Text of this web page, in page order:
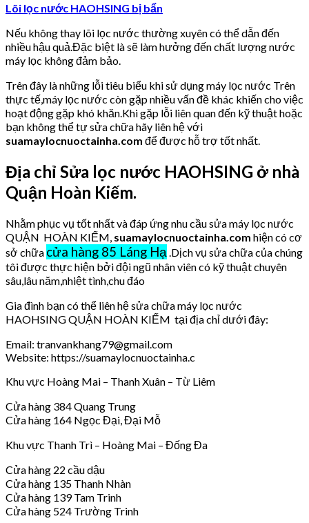
Lõi lọc nước HAOHSING bị bẩn
Nếu không thay lõi lọc nước thường xuyên có thể dẫn đến
nhiều hậu quả.Đặc biệt là sẽ làm hưởng đến chất lượng nước
máy lọc không đảm bảo.
Trên đây là những lỗi tiêu biểu khi sử dụng máy lọc nước Trên
thực tế,máy lọc nước còn gặp nhiều vấn đề khác khiến cho việc
hoạt động gặp khó khăn.Khi gặp lỗi liên quan đến kỹ thuật hoặc
bạn không thể tự sửa chữa hãy liên hệ với
suamaylocnuoctainha.com để được hỗ trợ tốt nhất.
Địa chỉ Sửa lọc nước HAOHSING ở nhà
Quận Hoàn Kiếm.
Nhằm phục vụ tốt nhất và đáp ứng nhu cầu sửa máy lọc nước
QUẬN HOÀN KIẾM, suamaylocnuoctainha.com hiện có cơ
sở chữa cửa hàng 85 Láng Hạ .Dịch vụ sửa chữa của chúng
tôi được thực hiện bởi đội ngũ nhân viên có kỹ thuật chuyên
sâu,lâu năm,nhiệt tình,chu đáo
Gia đình bạn có thể liên hệ sửa chữa máy lọc nước
HAOHSING QUẬN HOÀN KIẾM tại địa chỉ dưới đây:
Email: tranvankhang79@gmail.com
Website: https://suamaylocnuoctainha.c
Khu vực Hoàng Mai – Thanh Xuân – Từ Liêm
Cửa hàng 384 Quang Trung
Cửa hàng 164 Ngọc Đại, Đại Mỗ
Khu vực Thanh Trì – Hoàng Mai – Đống Đa
Cửa hàng 22 cầu dậu
Cửa hàng 135 Thanh Nhàn
Cửa hàng 139 Tam Trinh
Cửa hàng 524 Trường Trinh